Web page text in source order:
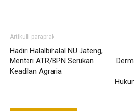
Artikulli paraprak
Hadiri Halalbihalal NU Jateng,
Menteri ATR/BPN Serukan
Keadilan Agraria